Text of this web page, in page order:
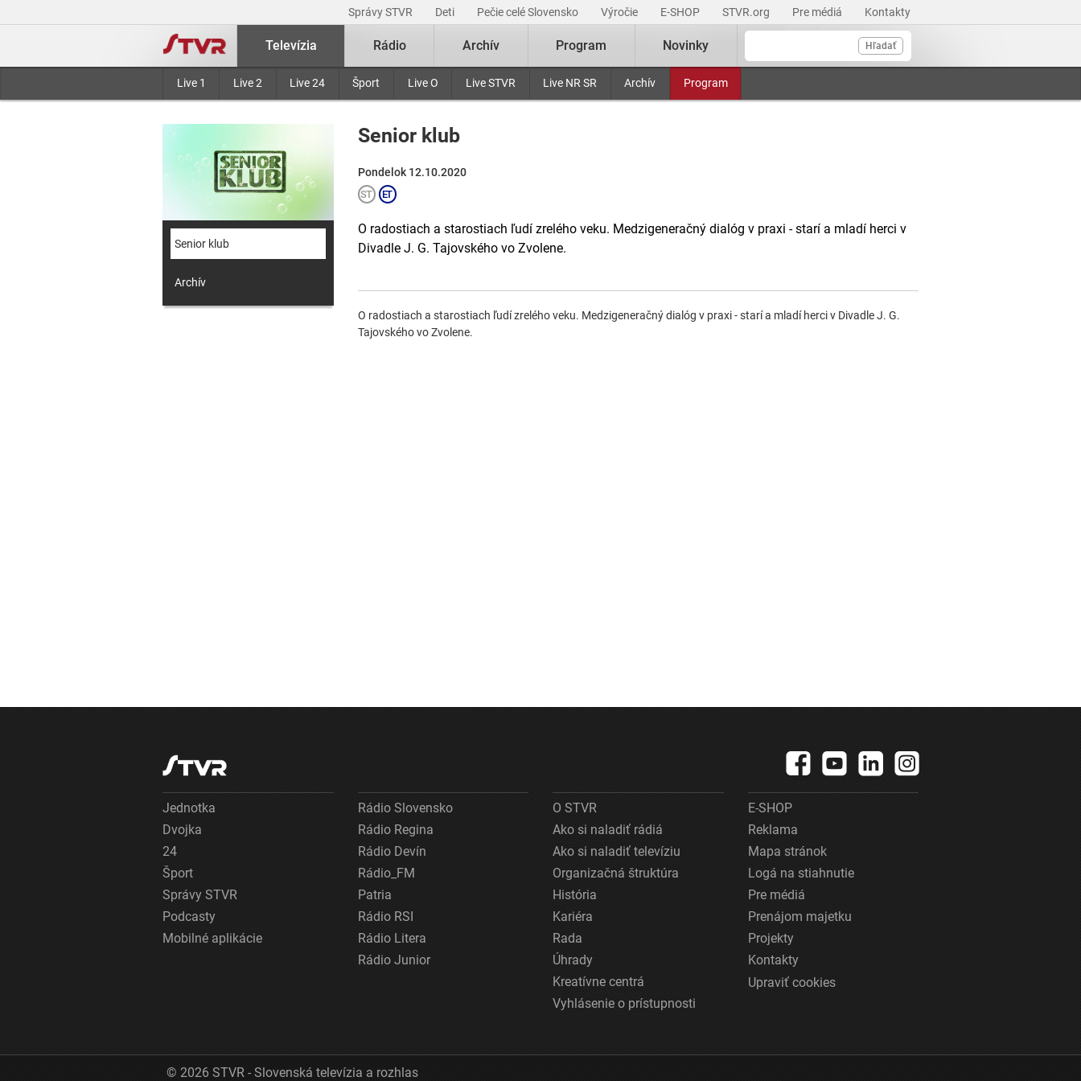
Správy STVR Deti Pečie celé Slovensko Výročie E-SHOP STVR.org Pre médiá Kontakty
Hľadať
Televízia
Live 1 Live 2 Live 24 Šport Live O Live STVR Live NR SR Archív Program
Rádio Archív Program Novinky
Senior klub
Archív
Senior klub
Pondelok 12.10.2020
O radostiach a starostiach ľudí zrelého veku. Medzigeneračný dialóg v praxi - starí a mladí herci v
Divadle J. G. Tajovského vo Zvolene.
O radostiach a starostiach ľudí zrelého veku. Medzigeneračný dialóg v praxi - starí a mladí herci v Divadle J. G.
Tajovského vo Zvolene.
Jednotka
Dvojka
24
Šport
Správy STVR
Podcasty
Mobilné aplikácie
Rádio Slovensko
Rádio Regina
Rádio Devín
Rádio_FM
Patria
Rádio RSI
Rádio Litera
Rádio Junior
O STVR
Ako si naladiť rádiá
Ako si naladiť televíziu
Organizačná štruktúra
História
Kariéra
Rada
Úhrady
Kreatívne centrá
Vyhlásenie o prístupnosti
E-SHOP
Reklama
Mapa stránok
Logá na stiahnutie
Pre médiá
Prenájom majetku
Projekty
Kontakty
Upraviť cookies
© 2026 STVR - Slovenská televízia a rozhlas